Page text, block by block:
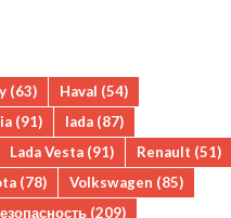
(63) Haval (54)
(91) lada (87)
Lada Vesta (91) Renault (51)
(78) Volkswagen (85)
(209)